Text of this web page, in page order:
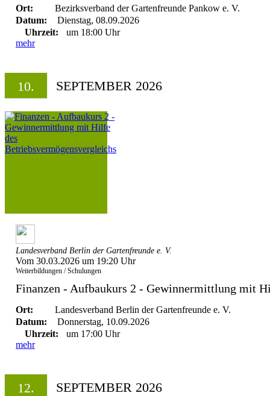
Ort:
Bezirksverband der Gartenfreunde Pankow e. V.
Datum:
Dienstag, 08.09.2026
Uhrzeit:
um 18:00 Uhr
mehr
10. SEPTEMBER 2026
Landesverband Berlin der Gartenfreunde e. V.
Vom 30.03.2026 um 19:20 Uhr
Weiterbildungen / Schulungen
Finanzen - Aufbaukurs 2 - Gewinnermittlung mit
Ort:
Landesverband Berlin der Gartenfreunde e. V.
Datum:
Donnerstag, 10.09.2026
Uhrzeit:
um 17:00 Uhr
mehr
12. SEPTEMBER 2026